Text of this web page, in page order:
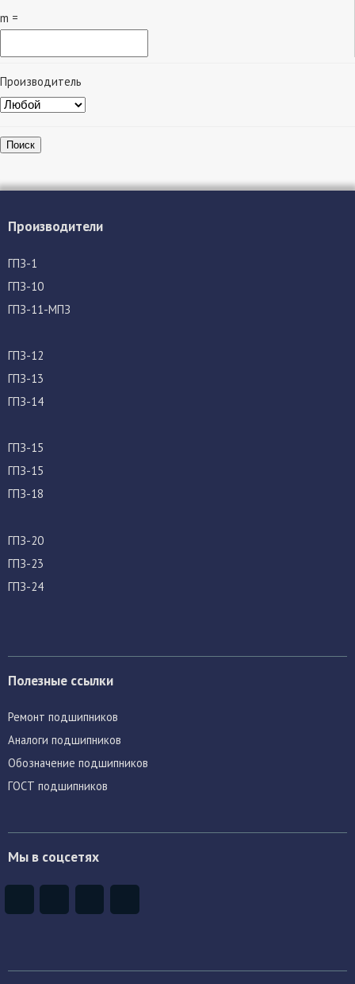
m =
Производитель
Поиск
Производители
ГПЗ-1
ГПЗ-10
ГПЗ-11-МПЗ
ГПЗ-12
ГПЗ-13
ГПЗ-14
ГПЗ-15
ГПЗ-15
ГПЗ-18
ГПЗ-20
ГПЗ-23
ГПЗ-24
Полезные ссылки
Ремонт подшипников
Аналоги подшипников
Обозначение подшипников
ГОСТ подшипников
Мы в соцсетях